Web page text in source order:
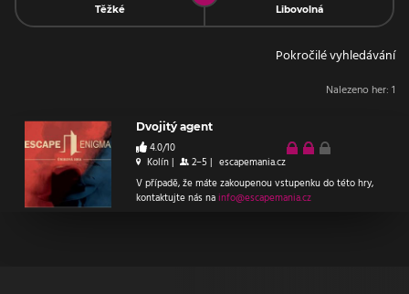
Těžké Libovolná
Pokročilé vyhledávání
Nalezeno her: 1
Dvojitý agent
4.0/10
Kolín| 2–5 | escapemania.cz
V případě, že máte zakoupenou vstupenku do této hry,
kontaktujte nás nainfo@escapemania.cz